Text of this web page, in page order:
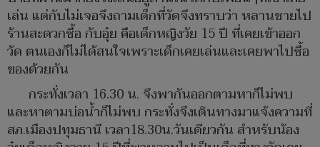
เล่น แต่กับไม่เจอจึงถามเด็กที่วัดจึงทราบว่า หลานชายไป
ร้านสะดวกซื้อ กับอุ๋ย คือเด็กหญิงวัย 15 ปี ที่เคยเข้าออก
วัด ตนเองก็ไม่ได้สนใจเพราะเด็กเคยเล่นและเคยพาไปซื้อ
ของด้วยกัน
กระทั่งเวลา 16.30 น. จึงพากันออกตามหาก็ไม่พบ
และหาตามบ่อน้ำก็ไม่พบ กระทั่งจึงเดินทางมาแจ้งความที่
สภ.เมืองปทุมธานี เวลา18.30น.วันเดียวกัน สำหรับน้อง